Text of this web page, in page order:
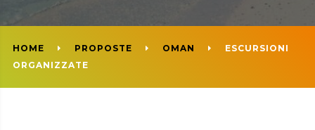
HOME PROPOSTE OMAN
ESCURSIONI
ORGANIZZATE